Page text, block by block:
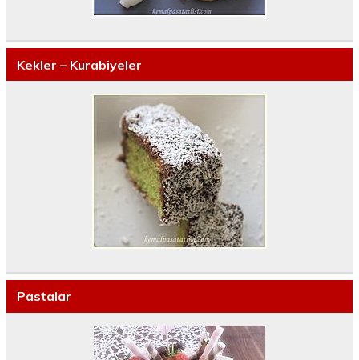
Kekler – Kurabiyeler
Pastalar